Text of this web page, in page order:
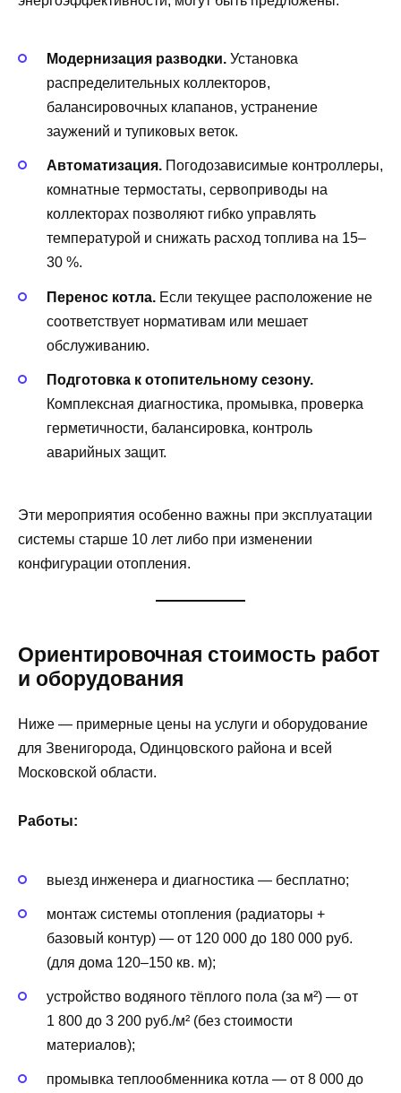
Модернизация разводки. Установка
распределительных коллекторов,
балансировочных клапанов, устранение
заужений и тупиковых веток.
Автоматизация. Погодозависимые контроллеры,
комнатные термостаты, сервоприводы на
коллекторах позволяют гибко управлять
температурой и снижать расход топлива на 15–
30 %.
Перенос котла. Если текущее расположение не
соответствует нормативам или мешает
обслуживанию.
Подготовка к отопительному сезону.
Комплексная диагностика, промывка, проверка
герметичности, балансировка, контроль
аварийных защит.
Эти мероприятия особенно важны при эксплуатации
системы старше 10 лет либо при изменении
конфигурации отопления.
Ориентировочная стоимость работ
и оборудования
Ниже — примерные цены на услуги и оборудование
для Звенигорода, Одинцовского района и всей
Московской области.
Работы:
выезд инженера и диагностика — бесплатно;
монтаж системы отопления (радиаторы +
базовый контур) — от 120 000 до 180 000 руб.
(для дома 120–150 кв. м);
устройство водяного тёплого пола (за м²) — от
1 800 до 3 200 руб./м² (без стоимости
материалов);
промывка теплообменника котла — от 8 000 до